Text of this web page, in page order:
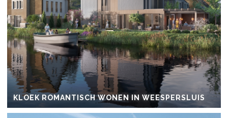
KLOEK ROMANTISCH WONEN IN WEESPERSLUIS